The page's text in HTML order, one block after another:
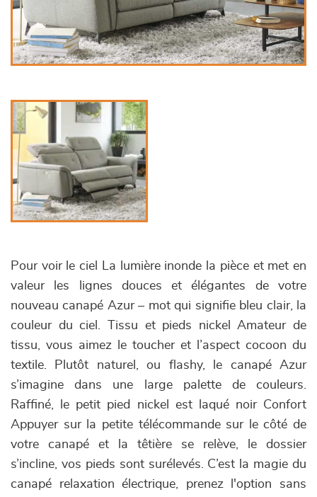
Pour voir le ciel La lumière inonde la pièce et met en
valeur les lignes douces et élégantes de votre
nouveau canapé Azur – mot qui signifie bleu clair, la
couleur du ciel. Tissu et pieds nickel Amateur de
tissu, vous aimez le toucher et l’aspect cocoon du
textile. Plutôt naturel, ou flashy, le canapé Azur
s’imagine dans une large palette de couleurs.
Raffiné, le petit pied nickel est laqué noir Confort
Appuyer sur la petite télécommande sur le côté de
votre canapé et la têtière se relève, le dossier
s’incline, vos pieds sont surélevés. C’est la magie du
canapé relaxation électrique, prenez l'option sans